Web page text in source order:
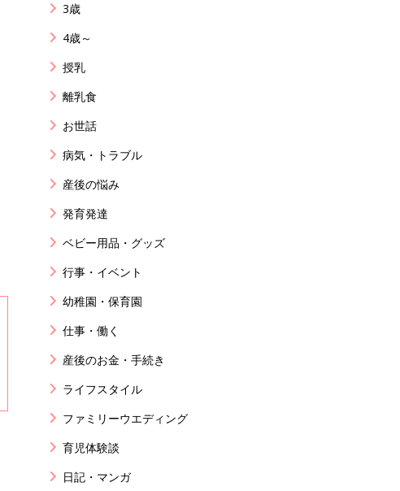
3歳
4歳～
授乳
離乳食
お世話
病気・トラブル
産後の悩み
発育発達
ベビー用品・グッズ
行事・イベント
幼稚園・保育園
仕事・働く
産後のお金・手続き
ライフスタイル
ファミリーウエディング
育児体験談
日記・マンガ